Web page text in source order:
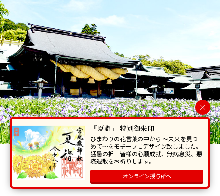
当ホームページで掲載の写真・イラスト等を無断で転写･複製することを
禁じます。
Copyright © Miyajidake Jinjya , All Rights Reserved.
×
『夏詣』 特別御朱印
ひまわりの花言葉の中から 〜未来を見つ
めて〜をモチーフにデザイン致しました。
猛暑の折 皆様の心願成就、無病息災、悪
疫退散をお祈りします。
オンライン授与所へ